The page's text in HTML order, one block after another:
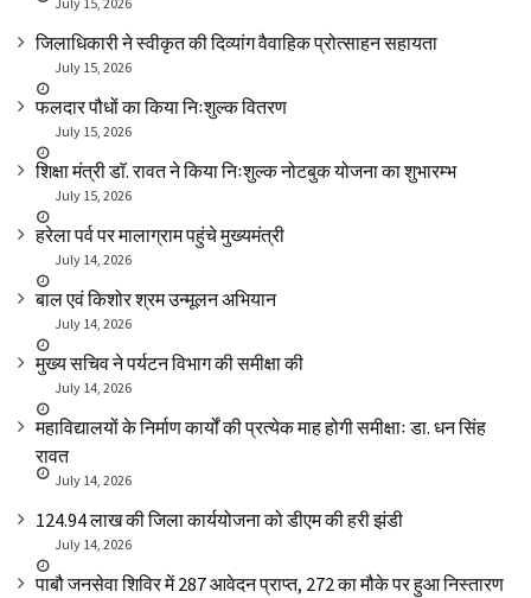
जिलाधिकारी ने स्वीकृत की दिव्यांग वैवाहिक प्रोत्साहन सहायता
July 15, 2026
फलदार पौधों का किया निःशुल्क वितरण
July 15, 2026
शिक्षा मंत्री डाॅ. रावत ने किया निःशुल्क नोटबुक योजना का शुभारम्भ
July 15, 2026
हरेला पर्व पर मालाग्राम पहुंचे मुख्यमंत्री
July 14, 2026
बाल एवं किशोर श्रम उन्मूलन अभियान
July 14, 2026
मुख्य सचिव ने पर्यटन विभाग की समीक्षा की
July 14, 2026
महाविद्यालयों के निर्माण कार्यों की प्रत्येक माह होगी समीक्षाः डा. धन सिंह
रावत
July 14, 2026
₹124.94 लाख की जिला कार्ययोजना को डीएम की हरी झंडी
July 14, 2026
पाबौ जनसेवा शिविर में 287 आवेदन प्राप्त, 272 का मौके पर हुआ निस्तारण